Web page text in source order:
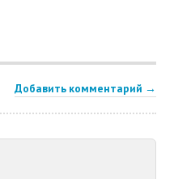
Добавить комментарий →